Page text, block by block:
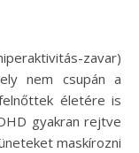
nem csupán a
életére is
gyakran rejtve
maskírozni